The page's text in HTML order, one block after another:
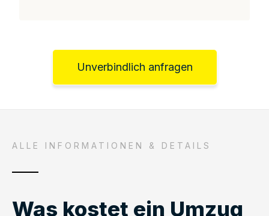
Unverbindlich anfragen
ALLE INFORMATIONEN & DETAILS
Was kostet ein Umzug